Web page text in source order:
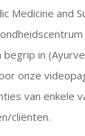
Medicine and
in
onze
van enkele
cliënten.